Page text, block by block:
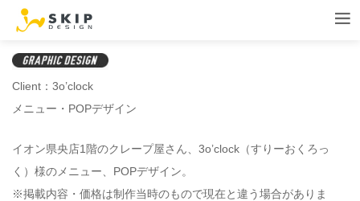
Client：3o’clock
メニュー・POPデザイン
イオン県央店1階のクレープ屋さん、3o’clock（すりーおくろっ
く）様のメニュー、POPデザイン。
※掲載内容・価格は制作当時のもので現在と違う場合がありま